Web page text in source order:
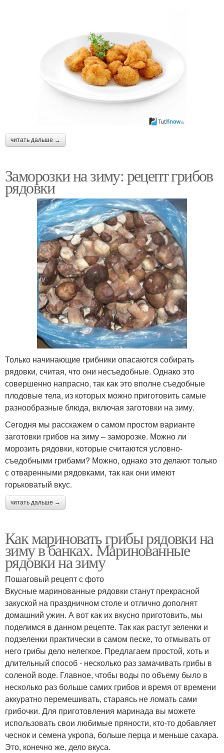
читать дальше →
Заморозки на зиму: рецепт грибов
рядовки
Только начинающие грибники опасаются собирать
рядовки, считая, что они несъедобные. Однако это
совершенно напрасно, так как это вполне съедобные
плодовые тела, из которых можно приготовить самые
разнообразные блюда, включая заготовки на зиму.
Сегодня мы расскажем о самом простом варианте
заготовки грибов на зиму – заморозке. Можно ли
морозить рядовки, которые считаются условно-
съедобными грибами? Можно, однако это делают только
с отваренными рядовками, так как они имеют
горьковатый вкус.
читать дальше →
Как мариновать грибы рядовки на
зиму в банках. Маринованные
рядовки на зиму
Пошаговый рецепт с фото
Вкусные маринованные рядовки станут прекрасной
закуской на праздничном столе и отлично дополнят
домашний ужин. А вот как их вкусно приготовить, мы
поделимся в данном рецепте. Так как растут зеленки и
подзеленки практически в самом песке, то отмывать от
него грибы дело нелегкое. Предлагаем простой, хоть и
длительный способ - несколько раз замачивать грибы в
соленой воде. Главное, чтобы воды по объему было в
несколько раз больше самих грибов и время от времени
аккуратно перемешивать, стараясь не ломать сами
грибочки. Для приготовления маринада вы можете
использовать свои любимые пряности, кто-то добавляет
чеснок и семена укропа, больше перца и меньше сахара.
Это, конечно же, дело вкуса.